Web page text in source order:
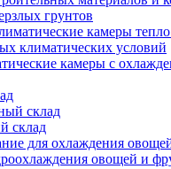
грунтов
камеры тепло
климатических условий
камеры с
склад
склад
для охлаждения
овощей и